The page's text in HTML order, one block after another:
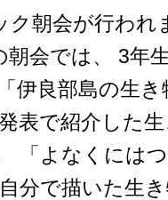
ク朝会が行われ
会では、 3年
伊良部島の生
表で紹介した
「よなくには
分で描いた生